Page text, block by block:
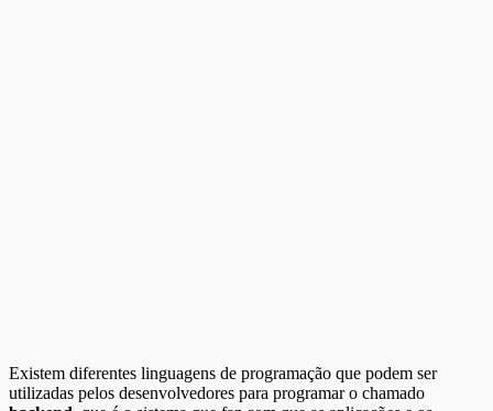
Existem diferentes linguagens de programação que podem ser
utilizadas pelos desenvolvedores para programar o chamado